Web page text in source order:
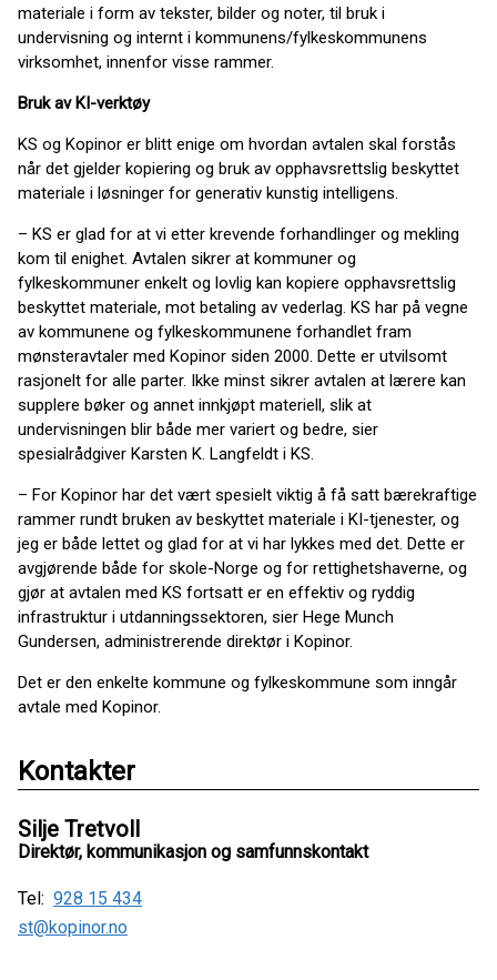
materiale i form av tekster, bilder og noter, til bruk i
undervisning og internt i kommunens/fylkeskommunens
virksomhet, innenfor visse rammer.
Bruk av KI-verktøy
KS og Kopinor er blitt enige om hvordan avtalen skal forstås
når det gjelder kopiering og bruk av opphavsrettslig beskyttet
materiale i løsninger for generativ kunstig intelligens.
– KS er glad for at vi etter krevende forhandlinger og mekling
kom til enighet. Avtalen sikrer at kommuner og
fylkeskommuner enkelt og lovlig kan kopiere opphavsrettslig
beskyttet materiale, mot betaling av vederlag. KS har på vegne
av kommunene og fylkeskommunene forhandlet fram
mønsteravtaler med Kopinor siden 2000. Dette er utvilsomt
rasjonelt for alle parter. Ikke minst sikrer avtalen at lærere kan
supplere bøker og annet innkjøpt materiell, slik at
undervisningen blir både mer variert og bedre, sier
spesialrådgiver Karsten K. Langfeldt i KS.
– For Kopinor har det vært spesielt viktig å få satt bærekraftige
rammer rundt bruken av beskyttet materiale i KI-tjenester, og
jeg er både lettet og glad for at vi har lykkes med det. Dette er
avgjørende både for skole-Norge og for rettighetshaverne, og
gjør at avtalen med KS fortsatt er en effektiv og ryddig
infrastruktur i utdanningssektoren, sier Hege Munch
Gundersen, administrerende direktør i Kopinor.
Det er den enkelte kommune og fylkeskommune som inngår
avtale med Kopinor.
Kontakter
Silje Tretvoll
Direktør, kommunikasjon og samfunnskontakt
Tel: 928 15 434
st@kopinor.no